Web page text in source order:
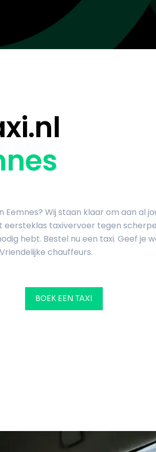
Eemnes? Wij staan klaar om aan al
eersteklas taxivervoer tegen
hebt. Bestel nu een taxi. Geef je
chauffeurs.
BOEK EEN TAXI